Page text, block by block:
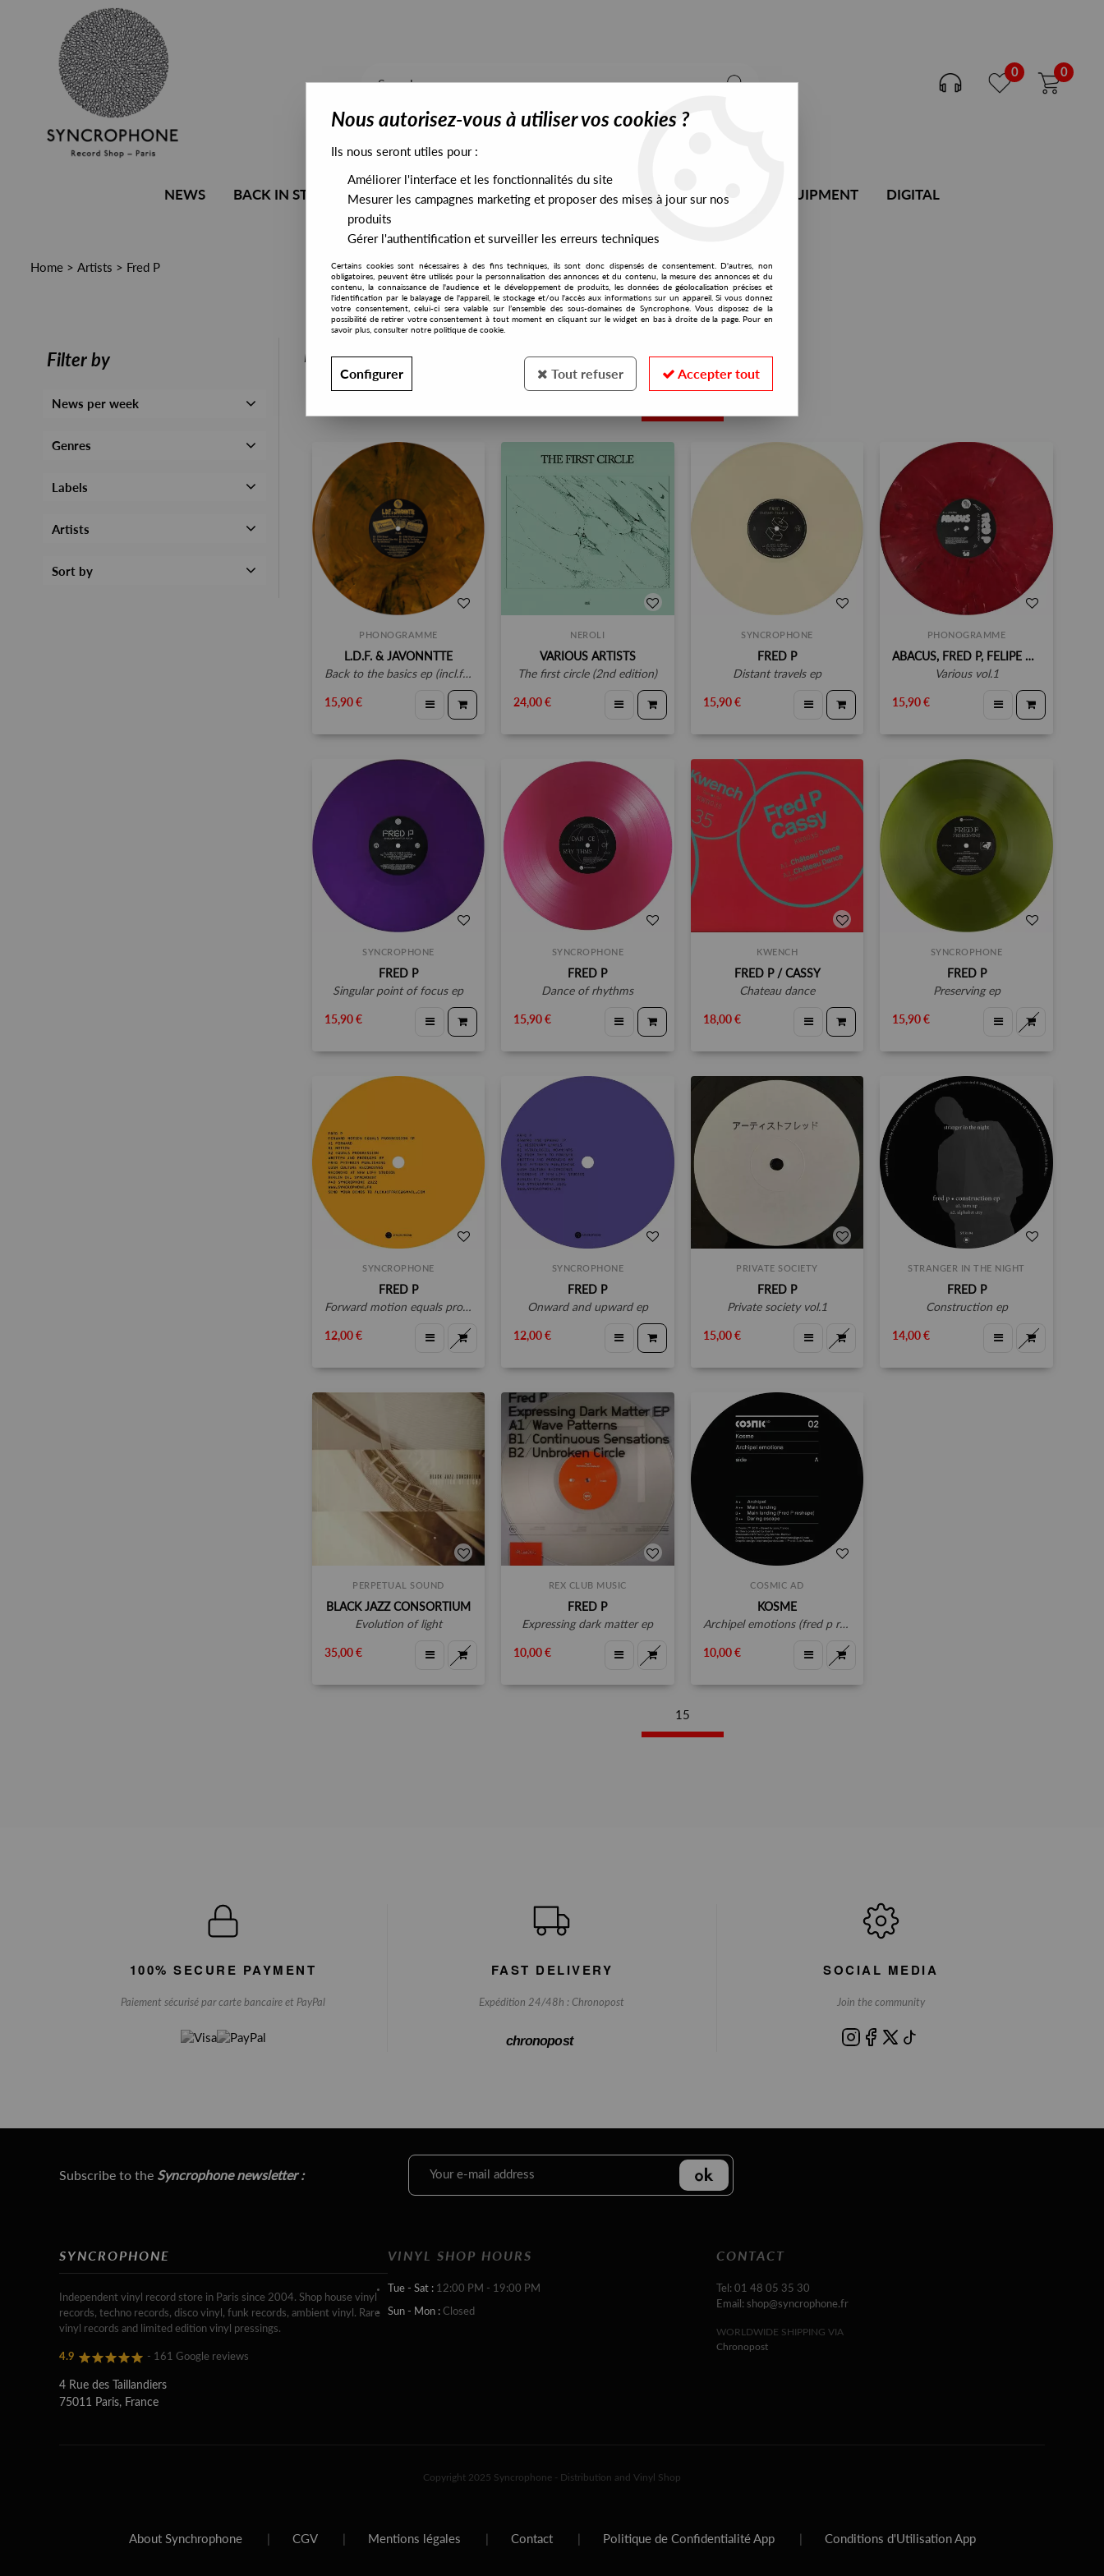
0 0
NEWS BACK IN STOCK ALL STOCK EXCLUSIVES PRESALES EXCLUSIVES DJ EQUIPMENT DIGITAL
Home > Artists > Fred P
Filter by
News per week
Genres
Labels
Artists
Sort by
PRESALES EXCLUSIVES
PHONOGRAMME
L.D.F. & JAVONNTTE
back to the basics ep (incl.fred p remix)
15,90 €
NEROLI
VARIOUS ARTISTS
the first circle (2nd edition)
24,00 €
SYNCROPHONE
FRED P
distant travels ep
15,90 €
PHONOGRAMME
ABACUS, FRED P, FELIPE GORDON, BYRON THE AQUARIUS
various vol.1
15,90 €
SYNCROPHONE
FRED P
singular point of focus ep
15,90 €
SYNCROPHONE
FRED P
dance of rhythms
15,90 €
KWENCH
FRED P / CASSY
chateau dance
18,00 €
SYNCROPHONE
FRED P
preserving ep
15,90 €
SYNCROPHONE
FRED P
forward motion equals progression ep
12,00 €
SYNCROPHONE
FRED P
onward and upward ep
12,00 €
PRIVATE SOCIETY
FRED P
private society vol.1
15,00 €
STRANGER IN THE NIGHT
FRED P
construction ep
14,00 €
PERPETUAL SOUND
BLACK JAZZ CONSORTIUM
evolution of light
35,00 €
REX CLUB MUSIC
FRED P
expressing dark matter ep
10,00 €
COSMIC AD
KOSME
archipel emotions (fred p remix)
10,00 €
15
100% SECURE PAYMENT
Paiement sécurisé par carte bancaire et PayPal
FAST DELIVERY
Expédition 24/48h : Chronopost
chronopost
SOCIAL MEDIA
Join the community
Subscribe to the Syncrophone newsletter :
SYNCROPHONE
Independent vinyl record store in Paris since 2004. Shop house vinyl
records, techno records, disco vinyl, funk records, ambient vinyl. Rare
vinyl records and limited edition vinyl pressings.
4.9 - 161 Google reviews
4 Rue des Taillandiers
75011 Paris, France
VINYL SHOP HOURS
Tue - Sat : 12:00 PM - 19:00 PM
Sun - Mon : Closed
CONTACT
Tel: 01 48 05 35 30
Email: shop@syncrophone.fr
WORLDWIDE SHIPPING VIA
Chronopost
Copyright 2025 Syncrophone - Distribution and Vinyl Shop
About Synchrophone CGV Mentions légales Contact Politique de Confidentialité App Conditions d'Utilisation App
Nous autorisez-vous à utiliser vos cookies ?
Ils nous seront utiles pour :
Améliorer l'interface et les fonctionnalités du site
Mesurer les campagnes marketing et proposer des mises à jour sur nos
produits
Gérer l'authentification et surveiller les erreurs techniques
Certains cookies sont nécessaires à des fins techniques, ils sont donc dispensés de consentement. D'autres, non
obligatoires, peuvent être utilisés pour la personnalisation des annonces et du contenu, la mesure des annonces et du
contenu, la connaissance de l'audience et le développement de produits, les données de géolocalisation précises et
l'identification par le balayage de l'appareil, le stockage et/ou l'accès aux informations sur un appareil. Si vous donnez
votre consentement, celui-ci sera valable sur l’ensemble des sous-domaines de Syncrophone. Vous disposez de la
possibilité de retirer votre consentement à tout moment en cliquant sur le widget en bas à droite de la page. Pour en
savoir plus, consulter notre politique de cookie.
Configurer Tout refuser Accepter tout